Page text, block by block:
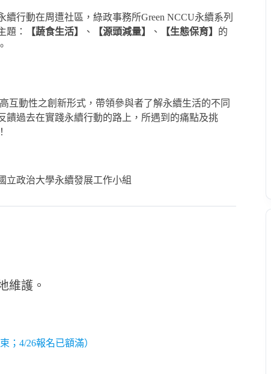
行動在周遭社區，綠政事務所Green NCCU永續系列
題：
【蔬食生活】 、 【源頭減量】 、 【生態保育】 的
互動性之創新形式，帶領參與者了解永續生活的不同
饋過去在實踐永續行動的路上，所遇到的痛點及挑
立政治大學永續發展工作小組
維護。
；4/26報名已額滿）